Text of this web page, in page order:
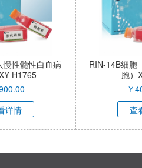
SV40T+tTERT细胞（双基因永
生化西门塔尔牛脂肪干细胞）
XY-C040-QI
75000.00